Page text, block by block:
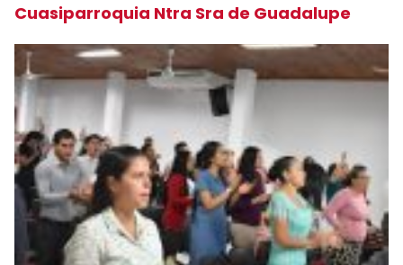
Cuasiparroquia Ntra Sra de Guadalupe